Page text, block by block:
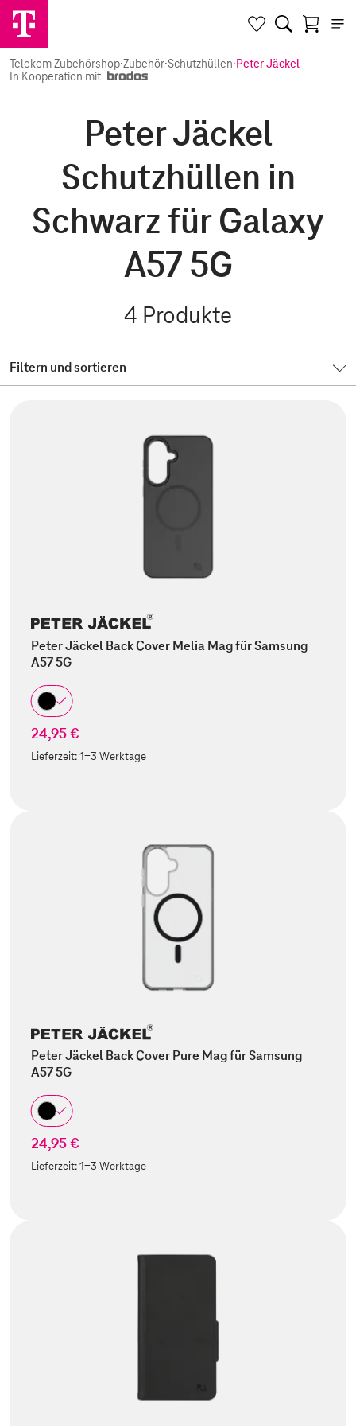
Telekom Zubehörshop·Zubehör·Schutzhüllen·Peter Jäckel
In Kooperation mit
Peter Jäckel
Schutzhüllen in
Schwarz für Galaxy
A57 5G
4 Produkte
Filtern und sortieren
Peter Jäckel Back Cover Melia Mag für Samsung
A57 5G
24,95 €
Lieferzeit:1-3 Werktage
Peter Jäckel Back Cover Pure Mag für Samsung
A57 5G
24,95 €
Lieferzeit:1-3 Werktage